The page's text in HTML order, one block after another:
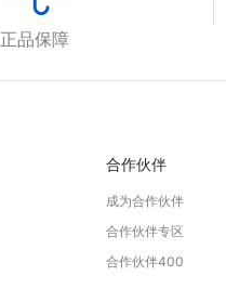
正品保障
合作伙伴
成为合作伙伴
合作伙伴专区
合作伙伴400